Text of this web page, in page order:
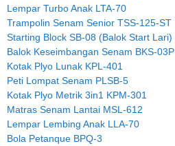
Lempar Turbo Anak LTA-70
Trampolin Senam Senior TSS-125-ST
Starting Block SB-08 (Balok Start Lari)
Balok Keseimbangan Senam BKS-03P
Kotak Plyo Lunak KPL-401
Peti Lompat Senam PLSB-5
Kotak Plyo Metrik 3in1 KPM-301
Matras Senam Lantai MSL-612
Lempar Lembing Anak LLA-70
Bola Petanque BPQ-3